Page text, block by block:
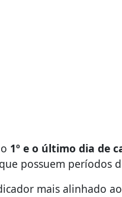
1º e o último dia de
possuem períodos
mais alinhado